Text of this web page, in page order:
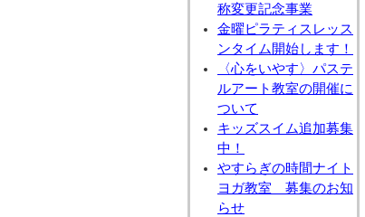
称変更記念事業
金曜ピラティスレッス
ンタイム開始します！
〈心をいやす〉パステ
ルアート教室の開催に
ついて
キッズスイム追加募集
中！
やすらぎの時間ナイト
ヨガ教室 募集のお知
らせ